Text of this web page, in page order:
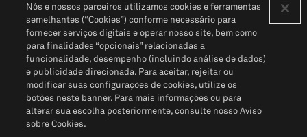
Política de PrivacidadePortal de privacidade do cliente (em inglês)
Não Venda Minhas Informações Pessoais© 2026 S&P Global
Nós e nossos parceiros utilizamos cookies e ferramentas
semelhantes (“Cookies”) conforme necessário para
fornecer serviços digitais e operar nosso site, bem como
para finalidades “opcionais” relacionadas a
funcionalidade, desempenho (incluindo análise de dados)
e publicidade direcionada. Para aceitar, rejeitar ou
modificar suas configurações de cookies, utilize os
botões neste banner. Para mais informações ou para
alterar sua escolha posteriormente, consulte nosso Aviso
sobre Cookies.